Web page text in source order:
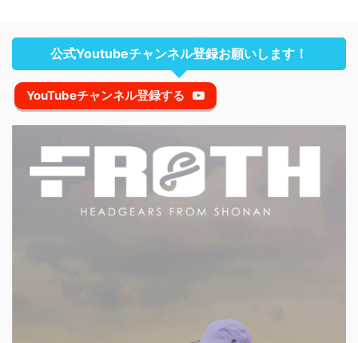
公式Youtubeチャンネル登録お願いします！
YouTubeチャンネル登録する